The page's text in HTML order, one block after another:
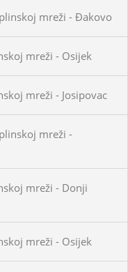
mreži - Đakovo
mreži - Osijek
mreži - Josipovac
mreži -
mreži - Donji
mreži - Osijek